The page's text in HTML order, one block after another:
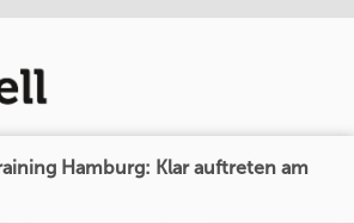
Hamburg: Klar auftreten am